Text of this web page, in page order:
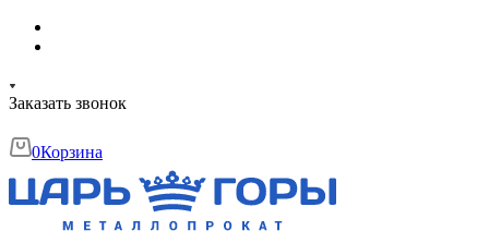
Заказать звонок
0Корзина